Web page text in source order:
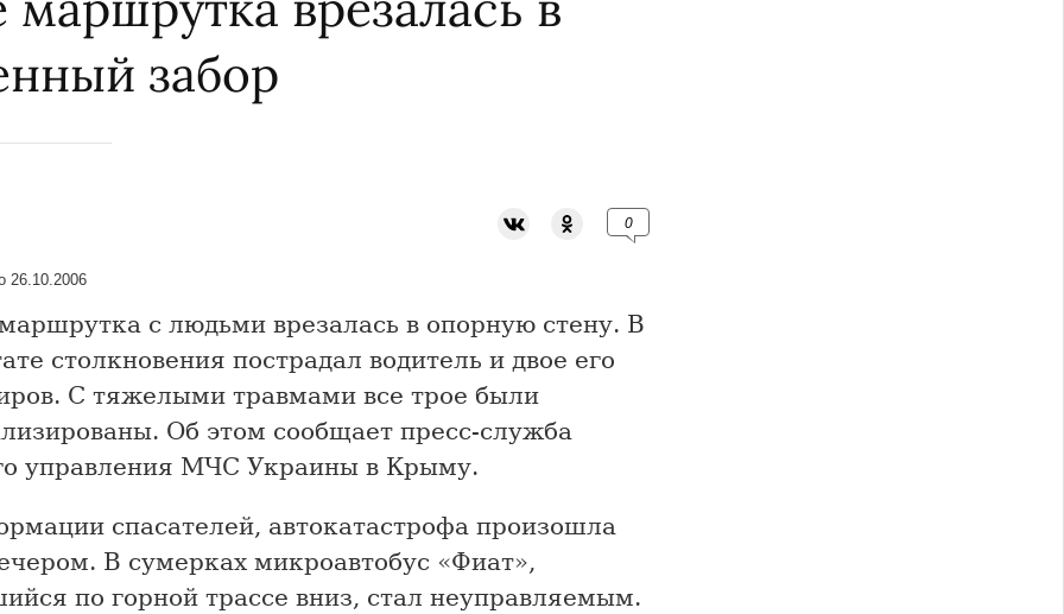
забор
0
26.10.2006
с людьми врезалась в опорную стену. В
столкновения пострадал водитель и двое его
С тяжелыми травмами все трое были
Об этом сообщает пресс-служба
управления МЧС Украины в Крыму.
спасателей, автокатастрофа произошла
В сумерках микроавтобус «Фиат»,
по горной трассе вниз, стал неуправляемым.